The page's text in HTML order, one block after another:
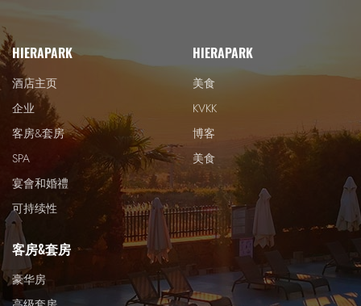
HIERAPARK
酒店主页
企业
客房&套房
SPA
宴會和婚禮
可持续性
HIERAPARK
美食
KVKK
博客
美食
客房&套房
豪华房